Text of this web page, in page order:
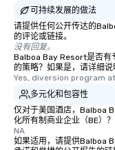
可持续发展的做法
请提供任何公开传达的
的评论或链接。
没有回复。
Balboa Bay Resort是否有
的策略？如果是，请详细说
Yes, diversion program
多元化和包容性
仅对于美国酒店，Balboa
化所有制商业企业（BE）
NA
如果适用，请提供Balboa